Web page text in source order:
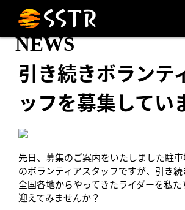
NEWS
引き続きボランテ
ッフを募集してい
先日、募集のご案内をいたしました駐
のボランティアスタッフですが、引き続
全国各地からやってきたライダーを私た
迎えてみませんか？